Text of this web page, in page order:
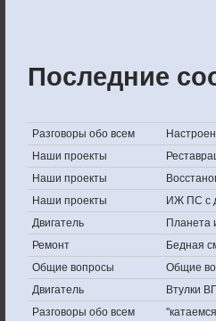
Последние
Разговоры обо всем
Наши проекты
Наши проекты
Наши проекты
ИЖ ПС с
Двигатель
Планета
Ремонт
Бедная
Общие вопросы
Общие
Двигатель
Втулки
Разговоры обо всем